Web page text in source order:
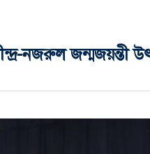
নজরুল